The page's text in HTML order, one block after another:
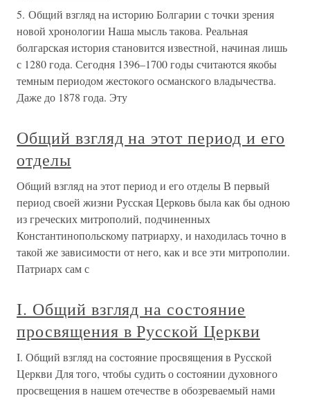
5. Общий взгляд на историю Болгарии с точки зрения
новой хронологии Наша мысль такова. Реальная
болгарская история становится известной, начиная лишь
с 1280 года. Сегодня 1396–1700 годы считаются якобы
темным периодом жестокого османского владычества.
Даже до 1878 года. Эту
Общий взгляд на этот период и его
отделы
Общий взгляд на этот период и его отделы В первый
период своей жизни Русская Церковь была как бы одною
из греческих митрополий, подчиненных
Константинопольскому патриарху, и находилась точно в
такой же зависимости от него, как и все эти митрополии.
Патриарх сам с
I. Общий взгляд на состояние
просвящения в Русской Церкви
I. Общий взгляд на состояние просвящения в Русской
Церкви Для того, чтобы судить о состоянии духовного
просвещения в нашем отечестве в обозреваемый нами